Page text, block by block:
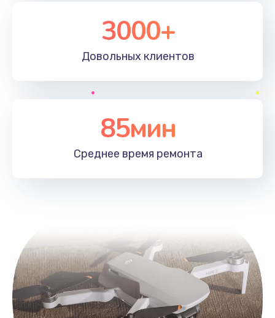
3000+
Довольных клиентов
85мин
Среднее время ремонта